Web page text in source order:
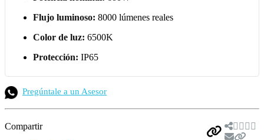
Flujo luminoso: 8000 lúmenes reales
Color de luz: 6500K
Protección: IP65
Pregúntale a un Asesor
Compartir